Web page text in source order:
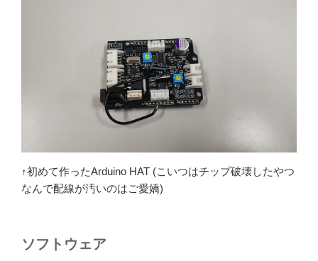
↑初めて作ったArduino HAT (こいつはチップ破壊したやつ
なんで配線が汚いのはご愛嬌)
ソフトウェア